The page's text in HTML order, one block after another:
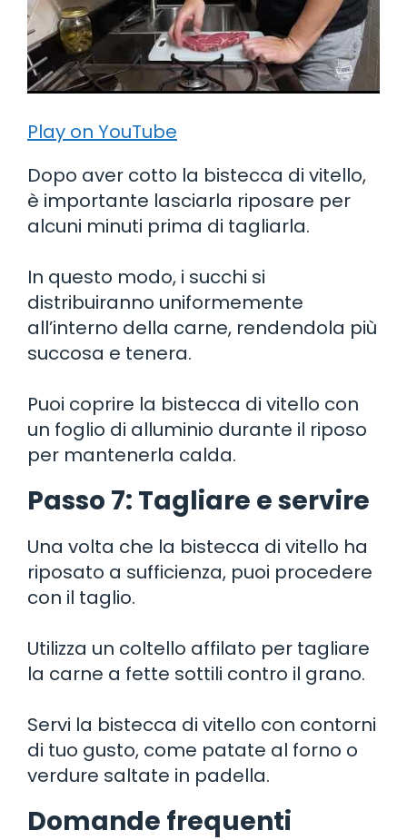
Play on YouTube
Dopo aver cotto la bistecca di vitello,
è importante lasciarla riposare per
alcuni minuti prima di tagliarla.
In questo modo, i succhi si
distribuiranno uniformemente
all’interno della carne, rendendola più
succosa e tenera.
Puoi coprire la bistecca di vitello con
un foglio di alluminio durante il riposo
per mantenerla calda.
Passo 7: Tagliare e servire
Una volta che la bistecca di vitello ha
riposato a sufficienza, puoi procedere
con il taglio.
Utilizza un coltello affilato per tagliare
la carne a fette sottili contro il grano.
Servi la bistecca di vitello con contorni
di tuo gusto, come patate al forno o
verdure saltate in padella.
Domande frequenti